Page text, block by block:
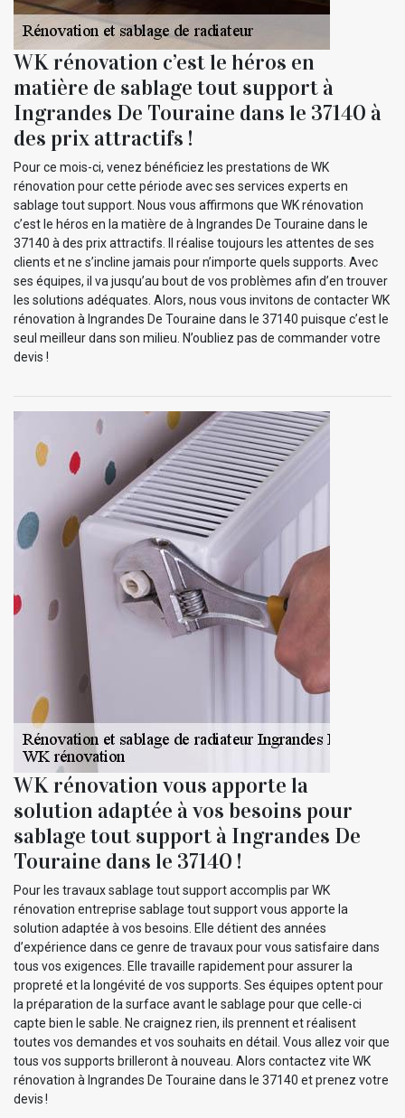
WK rénovation c’est le héros en
matière de sablage tout support à
Ingrandes De Touraine dans le 37140 à
des prix attractifs !
Pour ce mois-ci, venez bénéficiez les prestations de WK
rénovation pour cette période avec ses services experts en
sablage tout support. Nous vous affirmons que WK rénovation
c’est le héros en la matière de à Ingrandes De Touraine dans le
37140 à des prix attractifs. Il réalise toujours les attentes de ses
clients et ne s’incline jamais pour n’importe quels supports. Avec
ses équipes, il va jusqu’au bout de vos problèmes afin d’en trouver
les solutions adéquates. Alors, nous vous invitons de contacter WK
rénovation à Ingrandes De Touraine dans le 37140 puisque c’est le
seul meilleur dans son milieu. N’oubliez pas de commander votre
devis !
WK rénovation vous apporte la
solution adaptée à vos besoins pour
sablage tout support à Ingrandes De
Touraine dans le 37140 !
Pour les travaux sablage tout support accomplis par WK
rénovation entreprise sablage tout support vous apporte la
solution adaptée à vos besoins. Elle détient des années
d’expérience dans ce genre de travaux pour vous satisfaire dans
tous vos exigences. Elle travaille rapidement pour assurer la
propreté et la longévité de vos supports. Ses équipes optent pour
la préparation de la surface avant le sablage pour que celle-ci
capte bien le sable. Ne craignez rien, ils prennent et réalisent
toutes vos demandes et vos souhaits en détail. Vous allez voir que
tous vos supports brilleront à nouveau. Alors contactez vite WK
rénovation à Ingrandes De Touraine dans le 37140 et prenez votre
devis !